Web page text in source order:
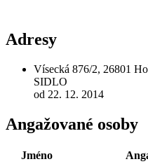
Adresy
Vísecká 876/2, 26801
SIDLO
od 22. 12. 2014
Angažované osoby
Jméno